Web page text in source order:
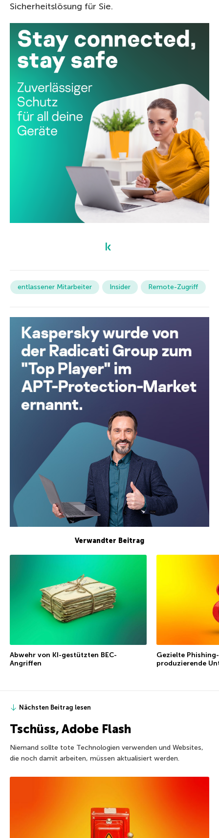
Sicherheitslösung für Sie.
entlassener Mitarbeiter Insider Remote-Zugriff
Verwandter Beitrag
Abwehr von KI-gestützten BEC-
Angriffen
Gezielte
produzierende
Nächsten Beitrag lesen
Tschüss, Adobe Flash
Niemand sollte tote Technologien verwenden und Websites,
die noch damit arbeiten, müssen aktualisiert werden.